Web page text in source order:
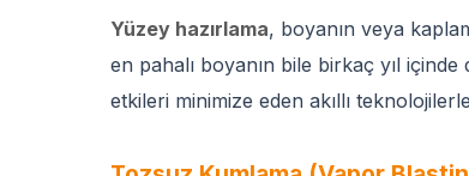
Yüzey hazırlama, boyanın veya
en pahalı boyanın bile birkaç yıl
etkileri minimize eden akıllı